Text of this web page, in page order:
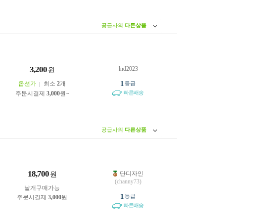
공급사의 다른상품
3,200 원
옵션가 최소 2개
주문시결제 3,000원~
lnd2023
1 등급
빠른배송
공급사의 다른상품
18,700 원
낱개구매가능
주문시결제 3,000원
단디자인
(channy73)
1 등급
빠른배송